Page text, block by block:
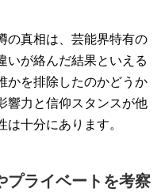
の真相は、芸能界特有の
いが絡んだ結果といえる
かを排除したのかどうか
響力と信仰スタンスが他
十分にあります。
プライベートを考察